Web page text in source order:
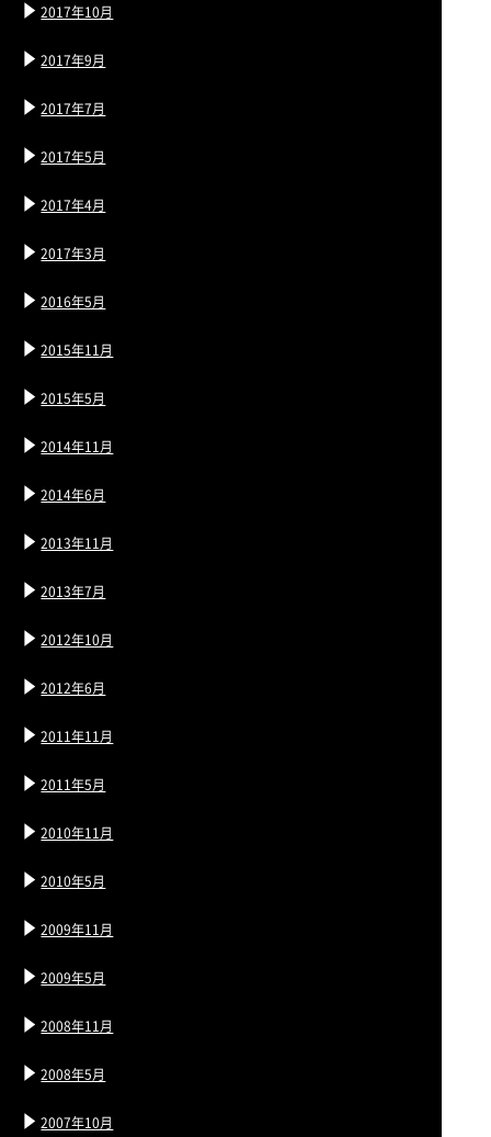
2017年10月
2017年9月
2017年7月
2017年5月
2017年4月
2017年3月
2016年5月
2015年11月
2015年5月
2014年11月
2014年6月
2013年11月
2013年7月
2012年10月
2012年6月
2011年11月
2011年5月
2010年11月
2010年5月
2009年11月
2009年5月
2008年11月
2008年5月
2007年10月